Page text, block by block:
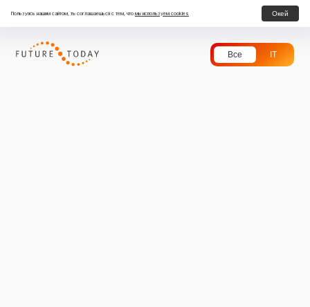
Пользуясь нашим сайтом, ты соглашаешься с тем, что мы используем cookies Окей
Все IT